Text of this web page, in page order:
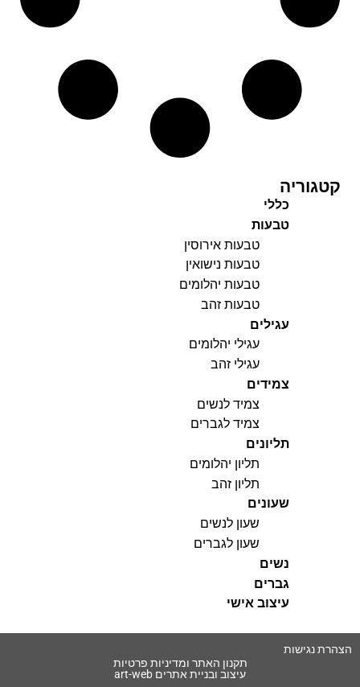
קטגוריה
כללי
טבעות
טבעות אירוסין
טבעות נישואין
טבעות יהלומים
טבעות זהב
עגילים
עגילי יהלומים
עגילי זהב
צמידים
צמיד לנשים
צמיד לגברים
תליונים
תליון יהלומים
תליון זהב
שעונים
שעון לנשים
שעון לגברים
נשים
גברים
עיצוב אישי
הצהרת נגישות
תקנון האתר ומדיניות פרטיות
עיצוב ובניית אתרים art-web